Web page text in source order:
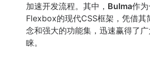
加速开发流程。其中， Bulma作
Flexbox的现代CSS框架，凭借其
念和强大的功能集，迅速赢得了
睐。